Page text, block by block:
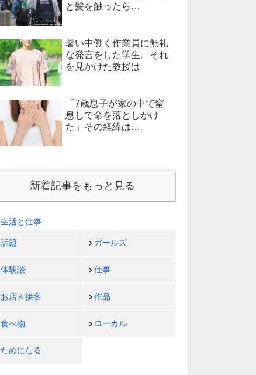
と髪を触ったら…
暑い中働く作業員に無礼
な発言をした学生。それ
を見かけた教授は
「7歳息子が家の中で窒
息して命を落としかけ
た」その経緯は…
新着記事をもっと見る
生活と仕事
話題 ガールズ
体験談 仕事
お店＆接客 作品
食べ物 ローカル
ためになる